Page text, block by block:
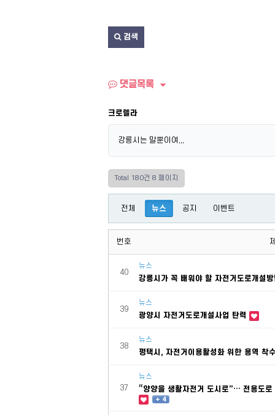
검색
댓글목록
크로렐라
강릉시는 말뿐이여,,,
Total 180건 8 페이지
전체 뉴스 공지 이벤트
번호
40
뉴스
강릉시가 꼭 배워야 할 자전거도로개설
39
뉴스
광양시 자전거도로개설사업 탄력
38
뉴스
평택시, 자전거이용활성화 위한 용역 착
37
뉴스
“양양을 생활자전거 도시로”… 전용도
+ 4